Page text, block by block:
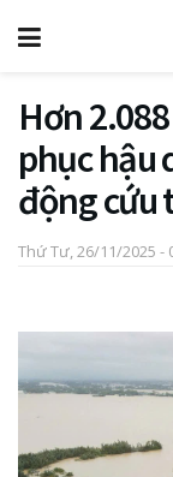
Hơn
phục hậu
động cứu
Thứ Tư, 26/11/2025 -